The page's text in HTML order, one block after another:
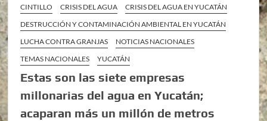
CINTILLO CRISIS DEL AGUA
CRISIS DEL AGUA EN YUCATÁN
DESTRUCCIÓN Y CONTAMINACIÓN AMBIENTAL EN YUCATÁN
LUCHA CONTRA GRANJAS
NOTICIAS NACIONALES
TEMAS NACIONALES
YUCATÁN
Estas son las siete empresas
millonarias del agua en Yucatán;
acaparan más un millón de metros